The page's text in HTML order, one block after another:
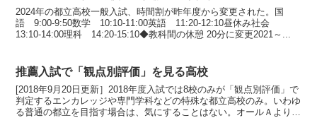
2024年の都立高校一般入試、時間割が昨年度から変更された。国
語 9:00-9:50数学 10:10-11:00英語 11:20-12:10昼休み社会
13:10-14:00理科 14:20-15:10◆教科間の休憩 20分に変更2021～...
推薦入試で「観点別評価」を見る高校
[2018年9月20日更新］2018年度入試では8校のみが「観点別評価」で
判定するエンカレッジや専門学科などの特殊な都立高校のみ。いわゆ
る普通の都立を目指す場合は、気にすることはない。オールＡより